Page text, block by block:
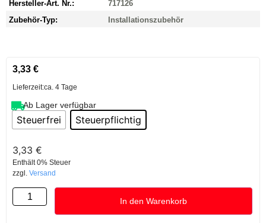
Hersteller-Art. Nr.:
717126
Zubehör-Typ:
Installationszubehör
3,33 €
Lieferzeit:ca. 4 Tage
Ab Lager verfügbar
Steuerfrei Steuerpflichtig
3,33 €
Enthält 0% Steuer
zzgl. Versand
In den Warenkorb